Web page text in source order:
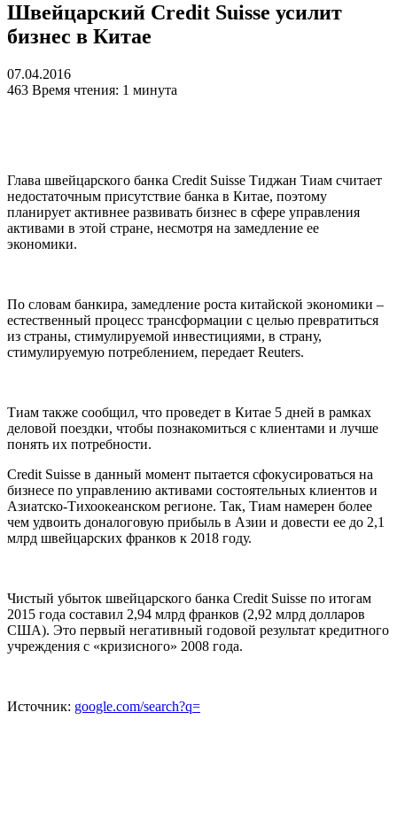
Швейцарский Credit Suisse усилит
бизнес в Китае
07.04.2016
463 Время чтения: 1 минута
Глава швейцарского банка Credit Suisse Тиджан Тиам считает
недостаточным присутствие банка в Китае, поэтому
планирует активнее развивать бизнес в сфере управления
активами в этой стране, несмотря на замедление ее
экономики.
По словам банкира, замедление роста китайской экономики –
естественный процесс трансформации с целью превратиться
из страны, стимулируемой инвестициями, в страну,
стимулируемую потреблением, передает Reuters.
Тиам также сообщил, что проведет в Китае 5 дней в рамках
деловой поездки, чтобы познакомиться с клиентами и лучше
понять их потребности.
Credit Suisse в данный момент пытается сфокусироваться на
бизнесе по управлению активами состоятельных клиентов и
Азиатско-Тихоокеанском регионе. Так, Тиам намерен более
чем удвоить доналоговую прибыль в Азии и довести ее до 2,1
млрд швейцарских франков к 2018 году.
Чистый убыток швейцарского банка Credit Suisse по итогам
2015 года составил 2,94 млрд франков (2,92 млрд долларов
США). Это первый негативный годовой результат кредитного
учреждения с «кризисного» 2008 года.
Источник: google.com/search?q=